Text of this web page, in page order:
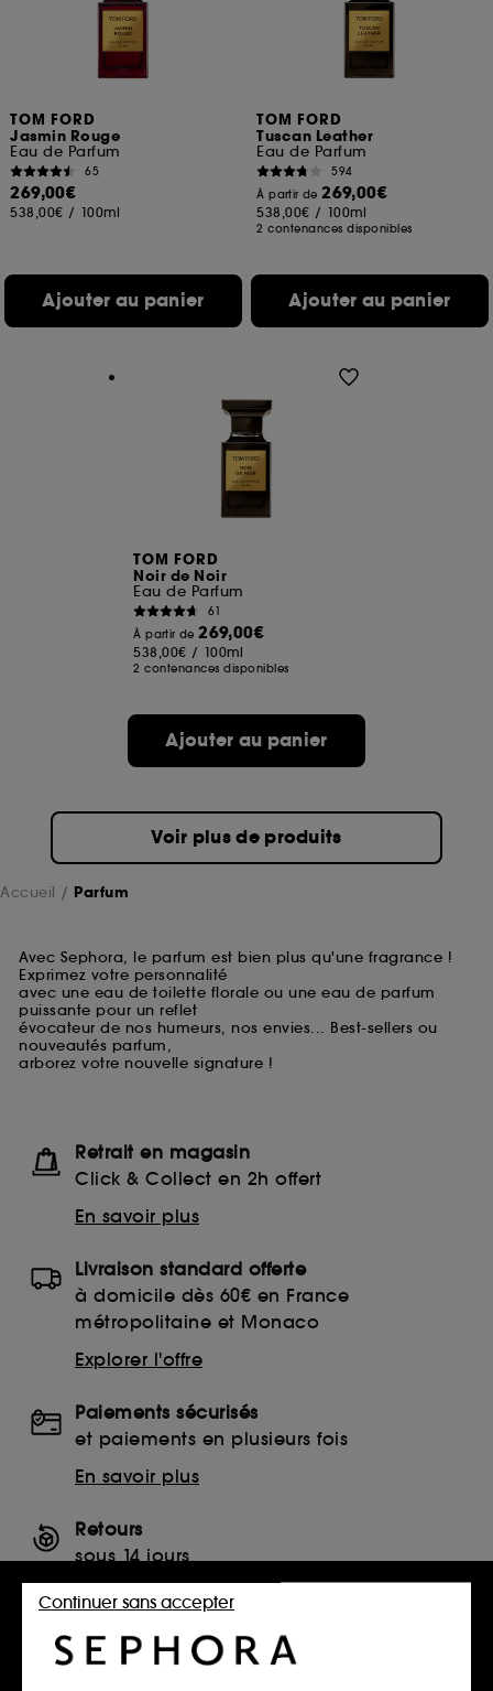
TOM FORD
Jasmin Rouge
Eau de Parfum
65
269,00€
538,00€ / 100ml
Ajouter au panier
TOM FORD
Tuscan Leather
Eau de Parfum
594
À partir de269,00€
538,00€ / 100ml
2 contenances disponibles
Ajouter au panier
TOM FORD
Noir de Noir
Eau de Parfum
61
À partir de269,00€
538,00€ / 100ml
2 contenances disponibles
Ajouter au panier
Voir plus de produits
Accueil Parfum
Avec Sephora, le parfum est bien plus qu'une fragrance !
Exprimez votre personnalité
avec une eau de toilette florale ou une eau de parfum
puissante pour un reflet
évocateur de nos humeurs, nos envies... Best-sellers ou
nouveautés parfum,
arborez votre nouvelle signature !
Retrait en magasin
Click & Collect en 2h offert
En savoir plus
Livraison standard offerte
à domicile dès 60€ en France
métropolitaine et Monaco
Explorer l'offre
Paiements sécurisés
et paiements en plusieurs fois
En savoir plus
Retours
sous 14 jours
Retourner mon article
SERVICES, CONTACT ET CONDITIONS DES OFFRES
Continuer sans accepter